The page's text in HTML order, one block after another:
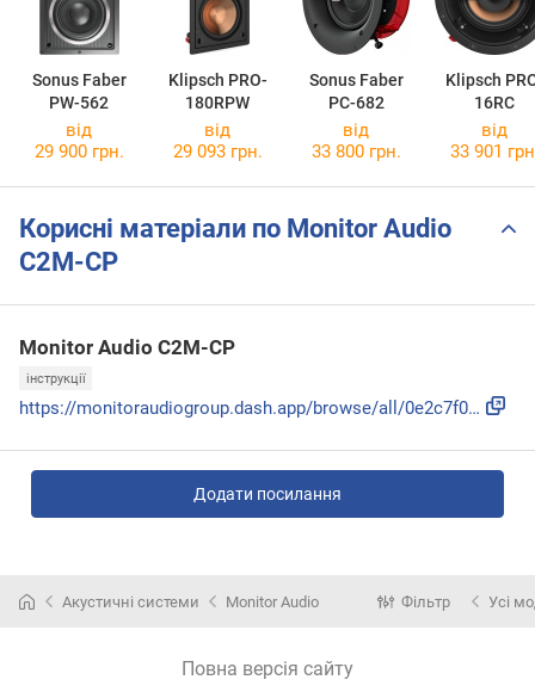
Sonus Faber
PW-562
Klipsch PRO-
180RPW
Sonus Faber
PC-682
Klipsch
16RC
від
29 900 грн.
від
29 093 грн.
від
33 800 грн.
від
33 901
Корисні матеріали по Monitor Audio
C2M-CP
Monitor Audio C2M-CP
інструкції
https://monitoraudiogroup.dash.app/browse/all/0e2c7f05-ea4c...
Додати посилання
Акустичні системи Monitor Audio Фільтр Усі
Повна версія сайту